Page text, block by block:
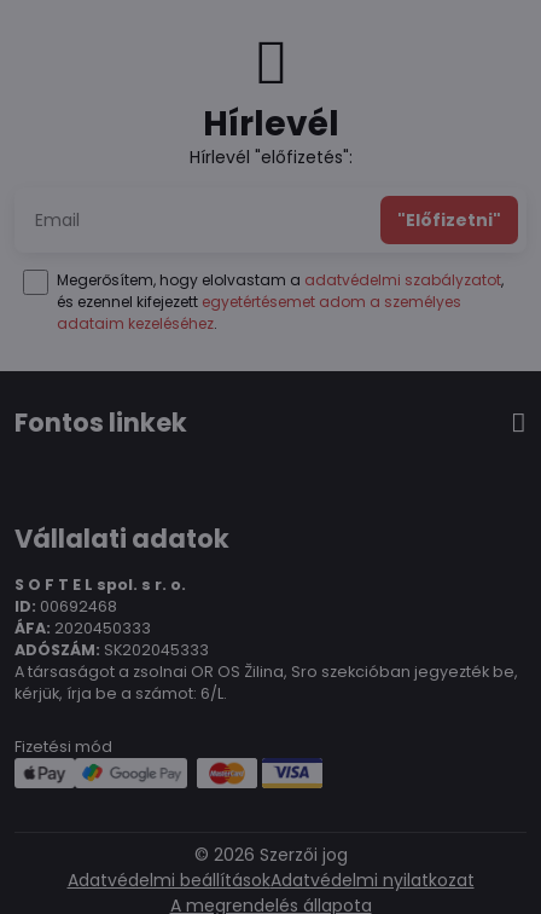
Hírlevél
Hírlevél "előfizetés":
"Előfizetni"
Megerősítem, hogy elolvastam a adatvédelmi szabályzatot,
és ezennel kifejezett egyetértésemet adom a személyes
adataim kezeléséhez.
Fontos linkek
Vállalati adatok
S O F T E L spol. s r. o.
ID: 00692468
ÁFA: 2020450333
ADÓSZÁM: SK202045333
A társaságot a zsolnai OR OS Žilina, Sro szekcióban jegyezték be,
kérjük, írja be a számot: 6/L.
Fizetési mód
© 2026 Szerzői jog
Adatvédelmi beállításokAdatvédelmi nyilatkozat
A megrendelés állapota